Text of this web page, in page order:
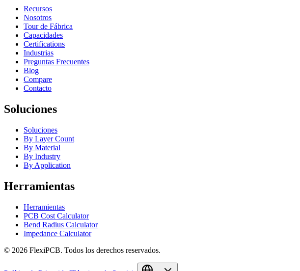
Recursos
Nosotros
Tour de Fábrica
Capacidades
Certifications
Industrias
Preguntas Frecuentes
Blog
Compare
Contacto
Soluciones
Soluciones
By Layer Count
By Material
By Industry
By Application
Herramientas
Herramientas
PCB Cost Calculator
Bend Radius Calculator
Impedance Calculator
© 2026 FlexiPCB. Todos los derechos reservados.